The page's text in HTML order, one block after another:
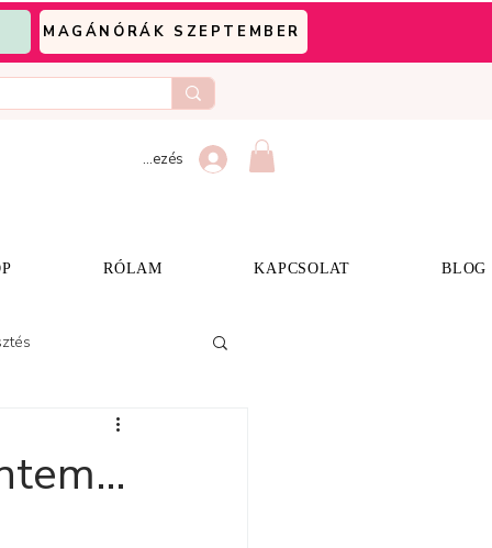
MAGÁNÓRÁK SZEPTEMBER
Bejelentkezés
RÓLAM KAPCSOLAT BLOG